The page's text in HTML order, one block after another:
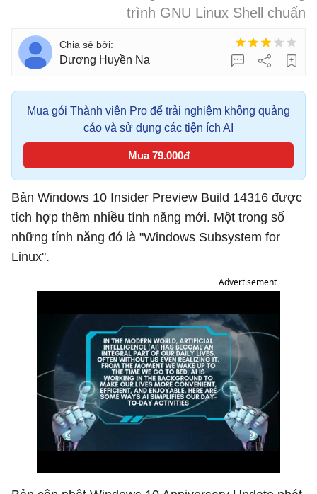
trình GNU Linux Shell chuẩn
Dương Huyền Na
Mua gói Thành viên Pro để trải nghiệm không quảng
cáo và sử dụng các tiện ích AI
Mua 79.000đ
Bản Windows 10 Insider Preview Build 14316 được
tích hợp thêm nhiều tính năng mới. Một trong số
những tính năng đó là "Windows Subsystem for
Linux".
Advertisement